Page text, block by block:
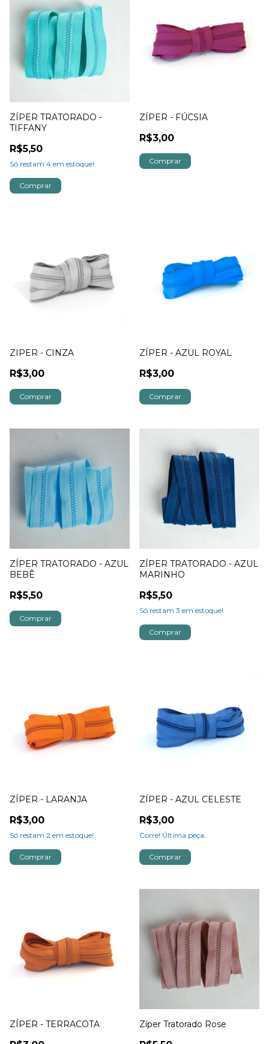
ZÍPER TRATORADO -
TIFFANY
R$5,50
Só restam 4 em estoque!
ZÍPER - FÚCSIA
R$3,00
ZIPER - CINZA
R$3,00
ZÍPER - AZUL ROYAL
R$3,00
ZÍPER TRATORADO - AZUL
BEBÊ
R$5,50
ZÍPER TRATORADO - AZUL
MARINHO
R$5,50
Só restam 3 em estoque!
ZÍPER - LARANJA
R$3,00
Só restam 2 em estoque!
ZÍPER - AZUL CELESTE
R$3,00
Corre! Última peça..
ZÍPER - TERRACOTA Zíper Tratorado Rose